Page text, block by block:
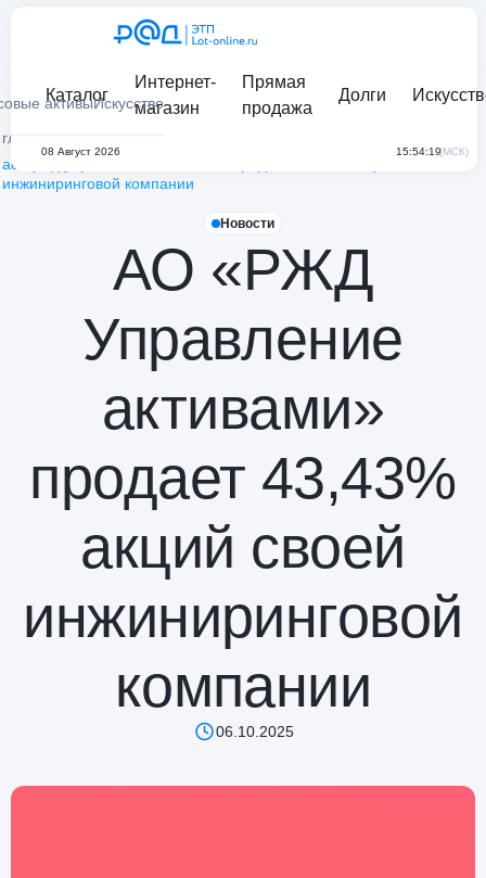
активыИскусство
Каталог
Интернет-
магазин
Прямая
продажа
Долги
08 Август 2026 15:54:19(МСК)
главная
ао «ржд управление активами» продает 43,43% акций своей
инжиниринговой компании
Новости
АО «РЖД
Управление
активами»
продает 43,43%
акций своей
инжиниринговой
компании
06.10.2025